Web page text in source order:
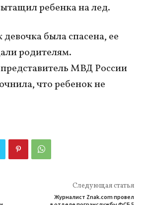
ребенка на лед.
девочка была спасена, ее
родителям.
МВД России
что ребенок не
Следующая статья
Журналист Znak.com провел